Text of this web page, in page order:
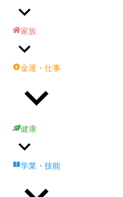
家族
金運・仕事
健康
学業・技能